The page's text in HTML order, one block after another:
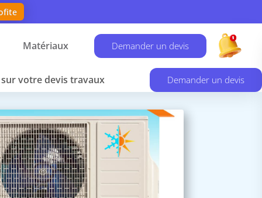
Matériaux Demander un devis
sur votre devis travaux Demander un devis